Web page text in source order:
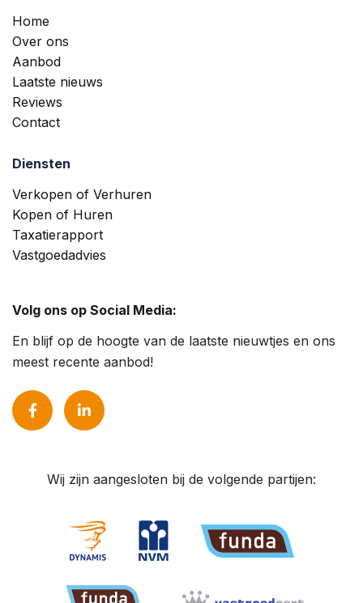
Home
Over ons
Aanbod
Laatste nieuws
Reviews
Contact
Diensten
Verkopen of Verhuren
Kopen of Huren
Taxatierapport
Vastgoedadvies
Volg ons op Social Media:
En blijf op de hoogte van de laatste nieuwtjes en ons
meest recente aanbod!
Wij zijn aangesloten bij de volgende partijen: